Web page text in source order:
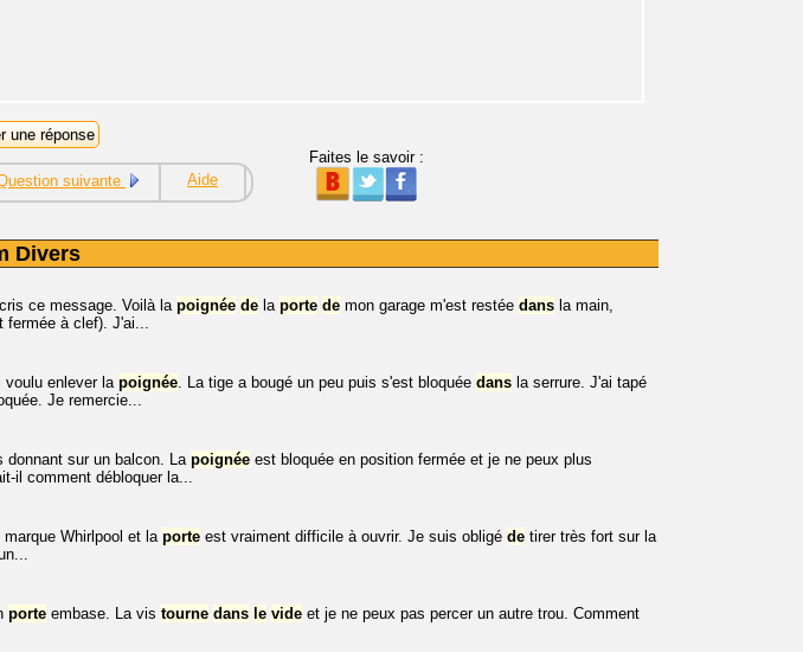
suivante Aide
Faites le savoir :
Divers
ce message. Voilà la poignée de la porte de mon garage m'est restée dans la main,
fermée à clef). J'ai...
voulu enlever lapoignée. La tige a bougé un peu puis s'est bloquée dans la serrure. J'ai tapé
Je remercie...
donnant sur un balcon. La poignée est bloquée en position fermée et je ne peux plus
il comment débloquer la...
marque Whirlpool et la porte est vraiment difficile à ouvrir. Je suis obligé de tirer très fort sur la
porte embase. La vis tourne dans le vide et je ne peux pas percer un autre trou. Comment